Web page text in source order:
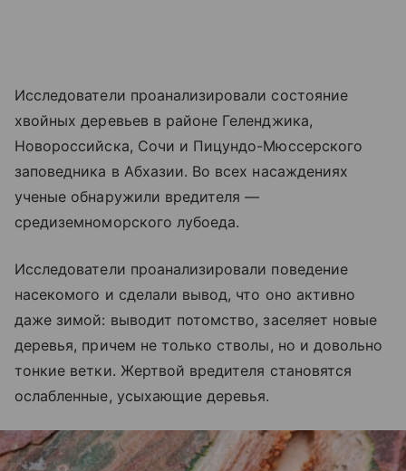
Исследователи проанализировали состояние
хвойных деревьев в районе Геленджика,
Новороссийска, Сочи и Пицундо-Мюссерского
заповедника в Абхазии. Во всех насаждениях
ученые обнаружили вредителя —
средиземноморского лубоеда.
Исследователи проанализировали поведение
насекомого и сделали вывод, что оно активно
даже зимой: выводит потомство, заселяет новые
деревья, причем не только стволы, но и довольно
тонкие ветки. Жертвой вредителя становятся
ослабленные, усыхающие деревья.